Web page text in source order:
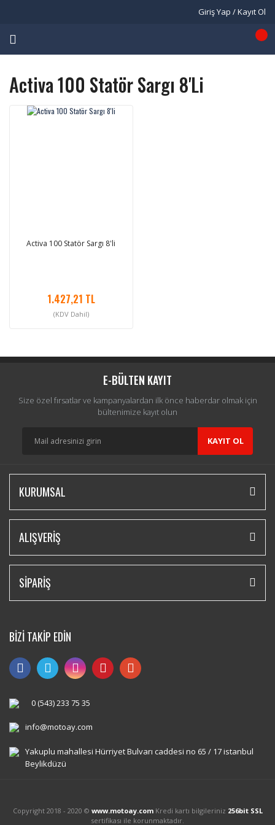
Giriş Yap / Kayıt Ol
Activa 100 Statör Sargı 8'li
Activa 100 Statör Sargı 8'li
1.427,21 TL
(KDV Dahil)
E-BÜLTEN KAYIT
Size özel fırsatlar ve kampanyalardan ilk önce haberdar olmak için
bültenimize kayıt olun
KAYIT OL
KURUMSAL
ALIŞVERİŞ
SİPARİŞ
BİZİ TAKİP EDİN
0 (543) 233 75 35
info@motoay.com
Yakuplu mahallesi Hürriyet Bulvarı caddesi no 65 / 17 istanbul
Beylikdüzü
Copyright 2018 - 2020 © www.motoay.comKredi kartı bilgileriniz 256bit SSL
sertifikası ile korunmaktadır.